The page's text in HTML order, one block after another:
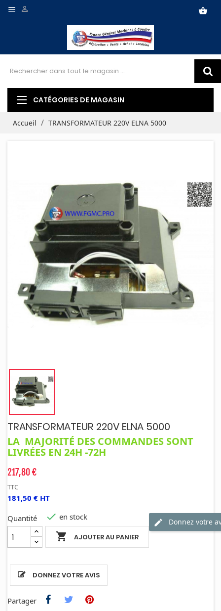
 shopping_basket

CATÉGORIES DE MAGASIN
Accueil TRANSFORMATEUR 220V ELNA 5000
TRANSFORMATEUR 220V ELNA 5000
LA MAJORITÉ DES COMMANDES SONT
LIVRÉES EN 24H -72H
217,80 €
TTC
181,50 € HT
Quantité
 AJOUTER AU PANIER
 en stock
DONNEZ VOTRE AVIS
Donnez votre
Partager